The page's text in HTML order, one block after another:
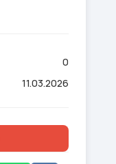
0
11.03.2026